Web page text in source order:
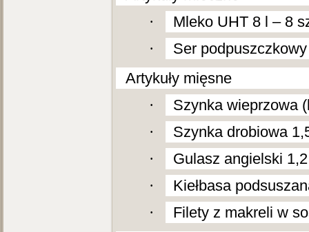
·
Mleko UHT 8 l – 8
·
Ser
Artykuły mięsne
·
Szynka wieprzowa
·
Szynka drobiowa
·
Gulasz angielski
·
Kiełbasa
·
Filety z makreli w